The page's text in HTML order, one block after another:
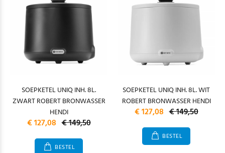
SOEPKETEL UNIQ INH. 8L.
ZWART ROBERT BRONWASSER
HENDI
€ 127,08 € 149,50
BESTEL
SOEPKETEL UNIQ INH. 8L. WIT
ROBERT BRONWASSER HENDI
€ 127,08 € 149,50
BESTEL